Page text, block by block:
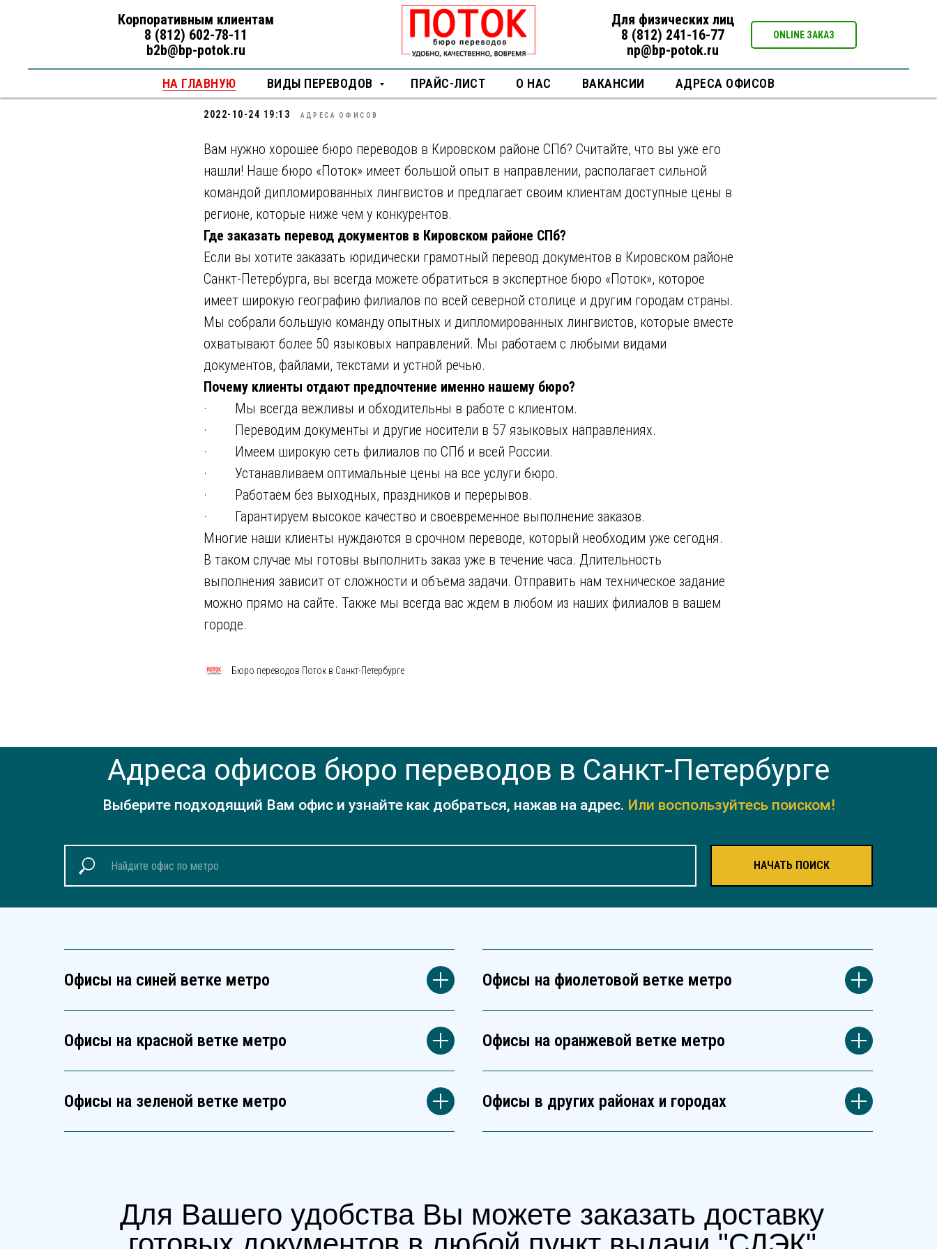
Корпоративным клиентам
8 (812) 602-78-11
b2b@bp-potok.ru
Для физических лиц
8 (812) 241-16-77
np@bp-potok.ru
ONLINE ЗАКАЗ
НА ГЛАВНУЮ ВИДЫ ПЕРЕВОДОВ ПРАЙС-ЛИСТ О НАС ВАКАНСИИ АДРЕСА ОФИСОВ
Бюро переводов в Кировском районе СПб
2022-10-24 19:13 АДРЕСА ОФИСОВ
Вам нужно хорошее бюро переводов в Кировском районе СПб? Считайте, что вы уже его
нашли! Наше бюро «Поток» имеет большой опыт в направлении, располагает сильной
командой дипломированных лингвистов и предлагает своим клиентам доступные цены в
регионе, которые ниже чем у конкурентов.
Где заказать перевод документов в Кировском районе СПб?
Если вы хотите заказать юридически грамотный перевод документов в Кировском районе
Санкт-Петербурга, вы всегда можете обратиться в экспертное бюро «Поток», которое
имеет широкую географию филиалов по всей северной столице и другим городам страны.
Мы собрали большую команду опытных и дипломированных лингвистов, которые вместе
охватывают более 50 языковых направлений. Мы работаем с любыми видами
документов, файлами, текстами и устной речью.
Почему клиенты отдают предпочтение именно нашему бюро?
· Мы всегда вежливы и обходительны в работе с клиентом.
· Переводим документы и другие носители в 57 языковых направлениях.
· Имеем широкую сеть филиалов по СПб и всей России.
· Устанавливаем оптимальные цены на все услуги бюро.
· Работаем без выходных, праздников и перерывов.
· Гарантируем высокое качество и своевременное выполнение заказов.
Многие наши клиенты нуждаются в срочном переводе, который необходим уже сегодня.
В таком случае мы готовы выполнить заказ уже в течение часа. Длительность
выполнения зависит от сложности и объема задачи. Отправить нам техническое задание
можно прямо на сайте. Также мы всегда вас ждем в любом из наших филиалов в вашем
городе.
Бюро переводов Поток в Санкт-Петербурге
Адреса офисов бюро переводов в Санкт-Петербурге
Выберите подходящий Вам офис и узнайте как добраться, нажав на адрес. Или воспользуйтесь поиском!
НАЧАТЬ ПОИСК
Офисы на синей ветке метро
Офисы на красной ветке метро
Офисы на зеленой ветке метро
Офисы на фиолетовой ветке метро
Офисы на оранжевой ветке метро
Офисы в других районах и городах
Для Вашего удобства Вы можете заказать доставку